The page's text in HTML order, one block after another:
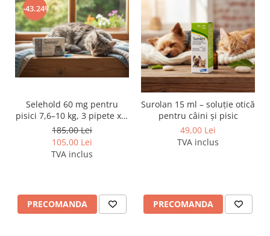
-43.24%
Selehold 60 mg pentru
pisici 7,6–10 kg, 3 pipete x 1
ml – soluție antiparazitară
spot-on
185,00 Lei
105,00 Lei
TVA inclus
PRECOMANDA
Surolan 15 ml – soluție otică
pentru câini și pisic
49,00 Lei
TVA inclus
PRECOMANDA